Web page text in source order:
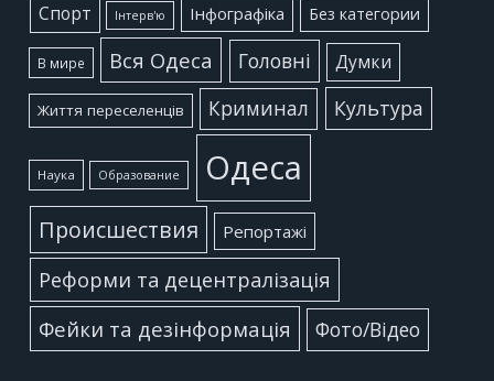
Cпорт Інтерв'ю Інфографіка Без категории
В мире Вся Одеса Головні Думки
Життя переселенців Криминал Культура
Наука Образование Одеса
Происшествия Репортажі
Реформи та децентралізація
Фейки та дезінформація
Фото/Відео